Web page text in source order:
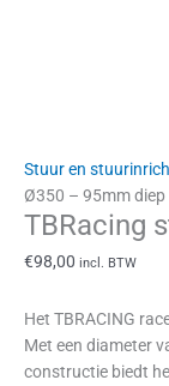
Stuur en
Ø350 – 95mm diep
TBRacing
€98,00 incl. BTW
Het TBRACING
Met een diameter
constructie biedt